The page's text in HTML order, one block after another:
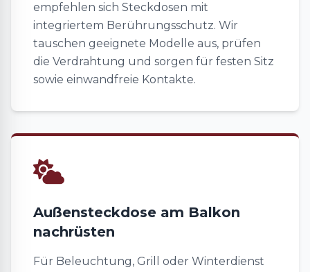
empfehlen sich Steckdosen mit
integriertem Berührungsschutz. Wir
tauschen geeignete Modelle aus, prüfen
die Verdrahtung und sorgen für festen Sitz
sowie einwandfreie Kontakte.
Außensteckdose am Balkon
nachrüsten
Für Beleuchtung, Grill oder Winterdienst